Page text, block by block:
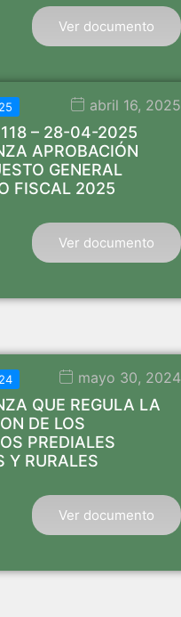
Ver documento
abril 16, 2025
118 – 28-04-2025
APROBACIÓN
GENERAL
FISCAL 2025
Ver documento
mayo 30, 2024
QUE REGULA LA
DE LOS
PREDIALES
Y RURALES
Ver documento